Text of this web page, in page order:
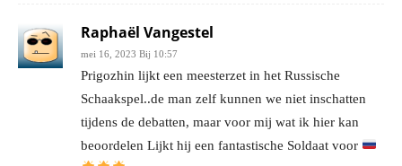
Raphaël Vangestel
mei 16, 2023 Bij 10:57
Prigozhin lijkt een meesterzet in het Russische
Schaakspel..de man zelf kunnen we niet inschatten
tijdens de debatten, maar voor mij wat ik hier kan
beoordelen Lijkt hij een fantastische Soldaat voor